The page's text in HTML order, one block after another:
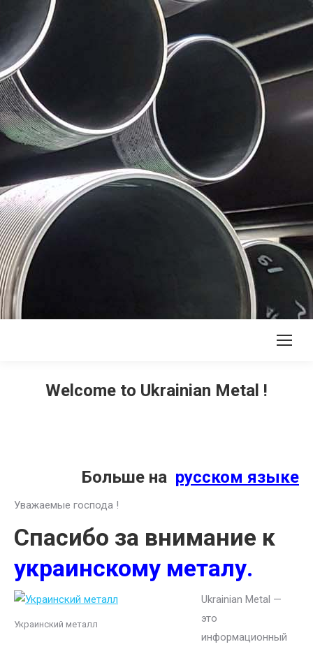
Welcome to Ukrainian Metal !
Больше на русском языке
Уважаемые господа !
Спасибо за внимание к
украинскому металу.
Украинский металл
Ukrainian Metal —
это
информационный